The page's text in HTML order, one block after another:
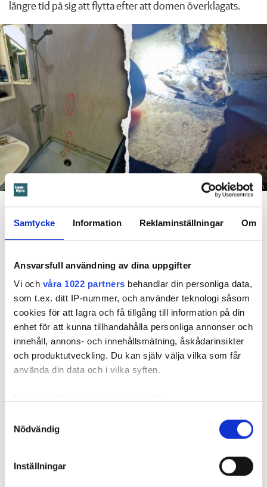
Samtycke Information Reklaminställningar Om
Ansvarsfull användning av dina uppgifter
Vi och våra 1022 partners behandlar din personliga data,
som t.ex. ditt IP-nummer, och använder teknologi såsom
cookies för att lagra och få tillgång till information på din
enhet för att kunna tillhandahålla personliga annonser och
innehåll, annons- och innehållsmätning, åskådarinsikter
och produktutveckling. Du kan själv välja vilka som får
använda din data och i vilka syften.
som kan ha en noggrannhet på upp till flera meter
Ta reda på mer om hur dina personliga uppgifter
Nödvändig
Inställningar
längre tid på sig att flytta efter att domen överklagats.
Foto: Hyresnämnden
En inspektion visade att vatten under en längre tid läckt in genom sprickor i väggen (de
röda markeringarna) och orsakat rötskador i syllen.
Dela Tweeta
Hyresgästen har bott i lägenheten i skånska Båstad sedan
1995 men måste nu flytta sedan hans kontrakt prövats både
i hyresnämnden och i hovrätten.
Skada upptäcktes av hantverkare
Det var när hyresvärdens hantverkare skulle byta ett
duschmunstycke under hösten förra året som en spricka i
plastmattan på väggen i duschen upptäcktes. Strax efter
badrummet. Då upptäcktes att vatten läckt från den trasiga
svetsskarven under en längre tid och orsakat omfattande
vattenskador.
Därför sade den privata hyresvärden upp hyreskontraktet
med hänvisning till att hyresgästen inte iakttagit sin så